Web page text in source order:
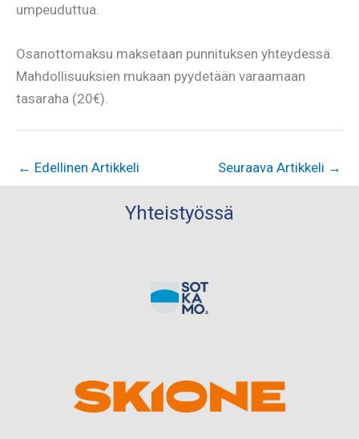
umpeuduttua.
Osanottomaksu maksetaan punnituksen yhteydessä.
Mahdollisuuksien mukaan pyydetään varaamaan
tasaraha (20€).
← Edellinen Artikkeli Seuraava Artikkeli →
Yhteistyössä